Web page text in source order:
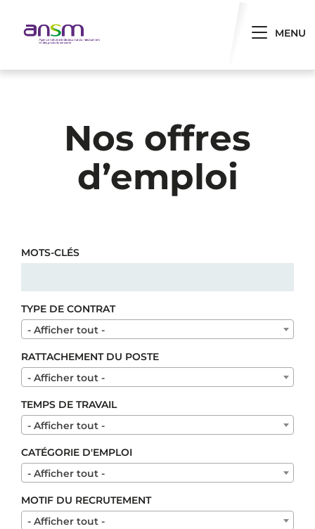
Toggle
MENU
Nos offres
d’emploi
MOTS-CLÉS
TYPE DE CONTRAT
- Afficher tout -
RATTACHEMENT DU POSTE
- Afficher tout -
TEMPS DE TRAVAIL
- Afficher tout -
CATÉGORIE D'EMPLOI
- Afficher tout -
MOTIF DU RECRUTEMENT
- Afficher tout -